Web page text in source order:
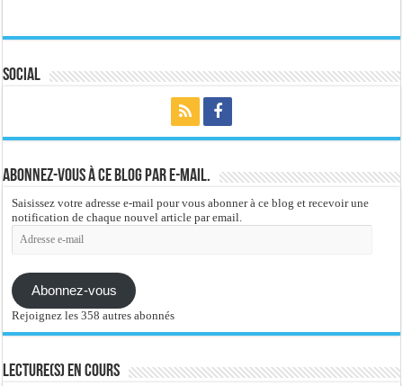
Social
Abonnez-vous à ce blog par e-mail.
Saisissez votre adresse e-mail pour vous abonner à ce blog et recevoir une
notification de chaque nouvel article par email.
Adresse
e-
Abonnez-vous
Rejoignez les 358 autres abonnés
Lecture(s) en cours